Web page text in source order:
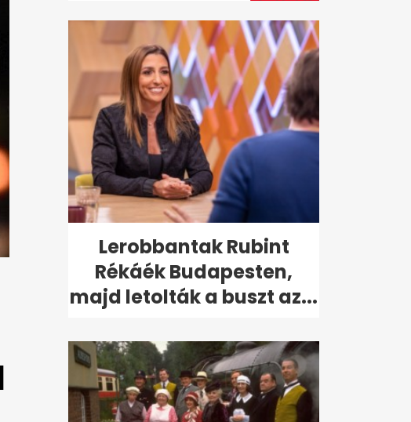
Lerobbantak Rubint
Rékáék Budapesten,
majd letolták a buszt az...